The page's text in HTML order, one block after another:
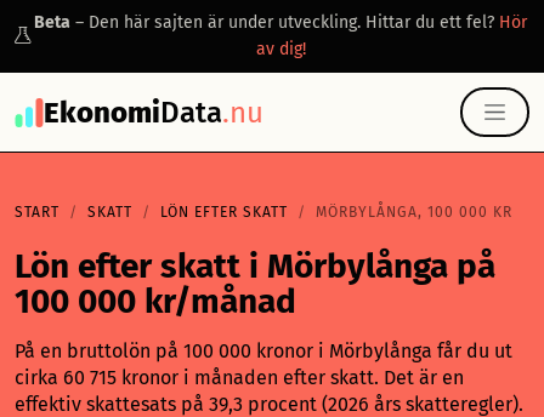
Beta – Den här sajten är under utveckling. Hittar du ett fel? Hör
av dig!
EkonomiData.nu
START SKATT LÖN EFTER SKATT MÖRBYLÅNGA, 100 000 KR
Lön efter skatt i Mörbylånga på
100 000 kr/månad
På en bruttolön på 100 000 kronor i Mörbylånga får du ut
cirka 60 715 kronor i månaden efter skatt. Det är en
effektiv skattesats på 39,3 procent (2026 års skatteregler).